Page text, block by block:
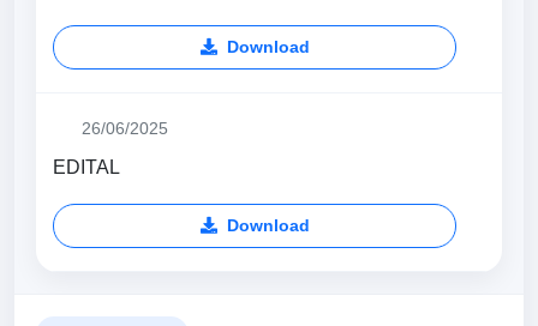
Download
26/06/2025
EDITAL
Download